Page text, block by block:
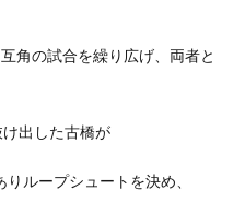
角の試合を繰り広げ、両者と
出した古橋が
ループシュートを決め、